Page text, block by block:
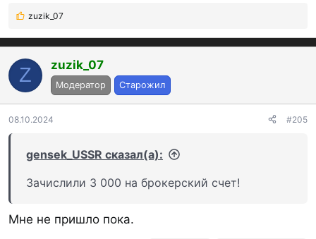
Для меня это - риск, лучше просто остаток на
Р
а
к
и
и
:
zuzik_07
Z zuzik_07
Модератор Старожил
08.10.2024 #205
gensek_USSR сказал(а):
Зачислили 3 000 на брокерский счет!
Мне не пришло пока.